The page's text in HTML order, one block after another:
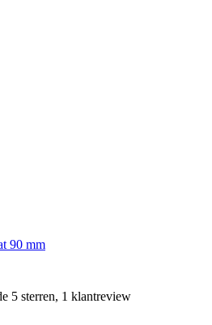
90 mm
5 sterren, 1 klantreview